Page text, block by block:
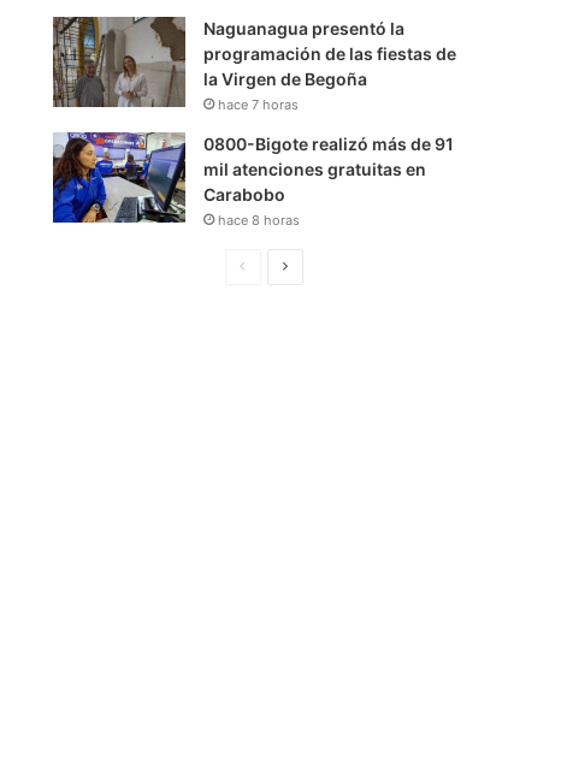
Naguanagua presentó la
programación de las fiestas de
la Virgen de Begoña
hace 7 horas
0800-Bigote realizó más de 91
mil atenciones gratuitas en
Carabobo
hace 8 horas
S